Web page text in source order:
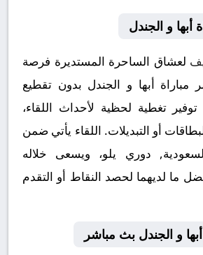
أبها و الجندل
لعشاق الساحرة المستديرة فرصة
أبها و الجندل بدون تقطيع
تغطية لحظية لأحداث اللقاء،
أو التبديلات. اللقاء يأتي ضمن
دوري يلو، ويسعى خلاله
ما لديهما لحصد النقاط أو التقدم
و الجندل بث مباشر